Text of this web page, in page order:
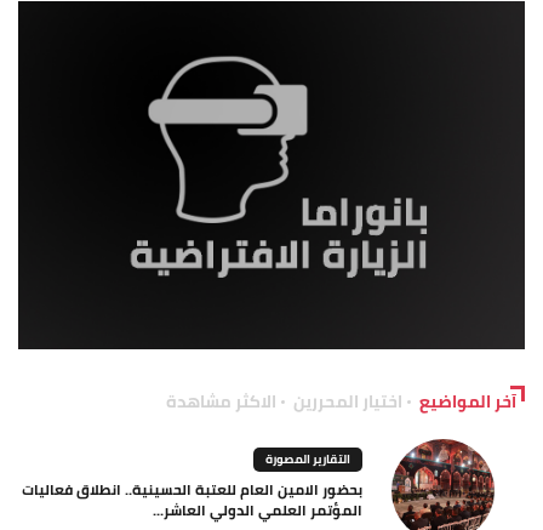
آخر المواضيع اختيار المحررين الاكثر مشاهدة
التقارير المصورة
بحضور الامين العام للعتبة الحسينية.. انطلاق فعاليات
المؤتمر العلمي الدولي العاشر...